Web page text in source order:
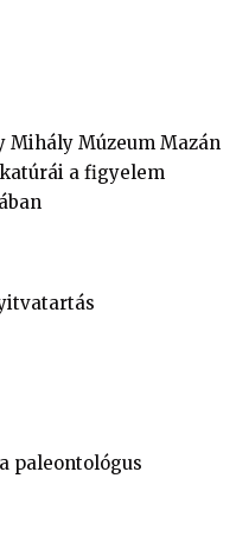
Mihály Múzeum Mazán
a figyelem
paleontológus